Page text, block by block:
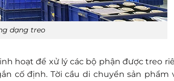
dạng treo
hoạt để xử lý các bộ phận được treo
cố định. Tời cầu di chuyển sản phẩm